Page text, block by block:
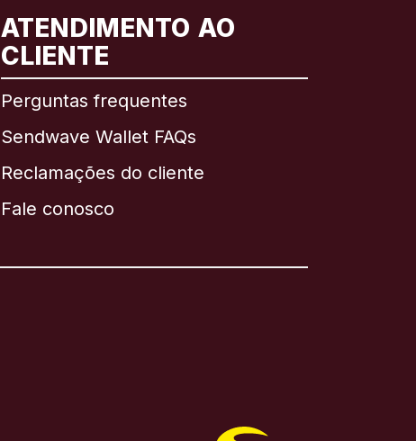
ATENDIMENTO AO
CLIENTE
Perguntas frequentes
Sendwave Wallet FAQs
Reclamações do cliente
Fale conosco